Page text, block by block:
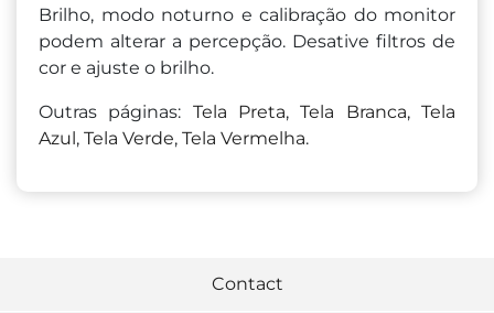
Brilho, modo noturno e calibração do monitor
podem alterar a percepção. Desative filtros de
cor e ajuste o brilho.
Outras páginas: Tela Preta,Tela Branca,Tela
Azul, Tela Verde, Tela Vermelha.
Contact